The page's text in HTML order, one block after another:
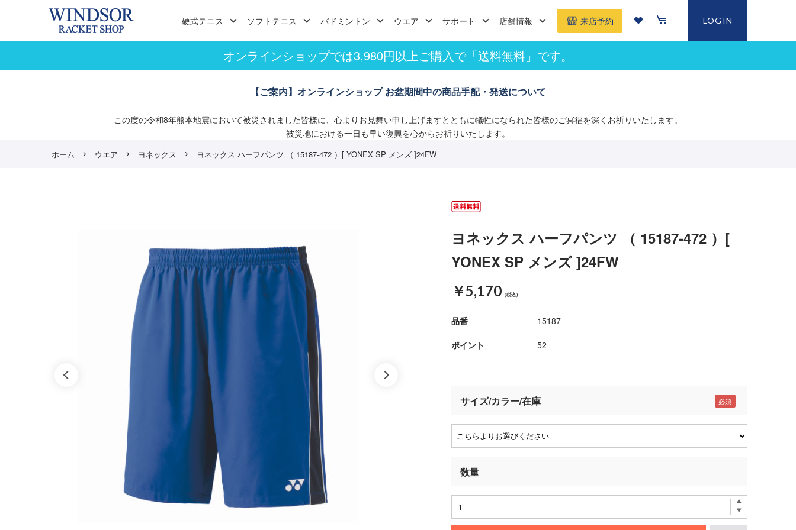
硬式テニス ソフトテニス バドミントン ウエア サポート 店舗情報 来店予約 LOGIN
オンラインショップでは3,980円以上ご購入で「送料無料」です。
【ご案内】オンラインショップ お盆期間中の商品手配・発送について
この度の令和8年熊本地震において被災されました皆様に、心よりお見舞い申し上げますとともに犠牲になられた皆様のご冥福を深くお祈りいたします。
被災地における一日も早い復興を心からお祈りいたします。
ホーム ウエア ヨネックス ヨネックス ハーフパンツ （ 15187-472 ）[ YONEX SP メンズ ]24FW
ヨネックス ハーフパンツ （ 15187-472 ）[
YONEX SP メンズ ]24FW
￥5,170 （税込）
品番 15187
ポイント 52
サイズ/カラー/在庫